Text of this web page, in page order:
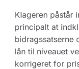
Klageren påstår
principalt at
bidragssatserne
lån til niveauet
korrigeret for